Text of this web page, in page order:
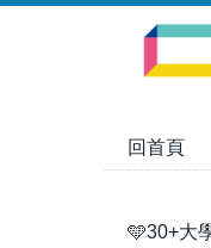
回首頁
🩵30+大